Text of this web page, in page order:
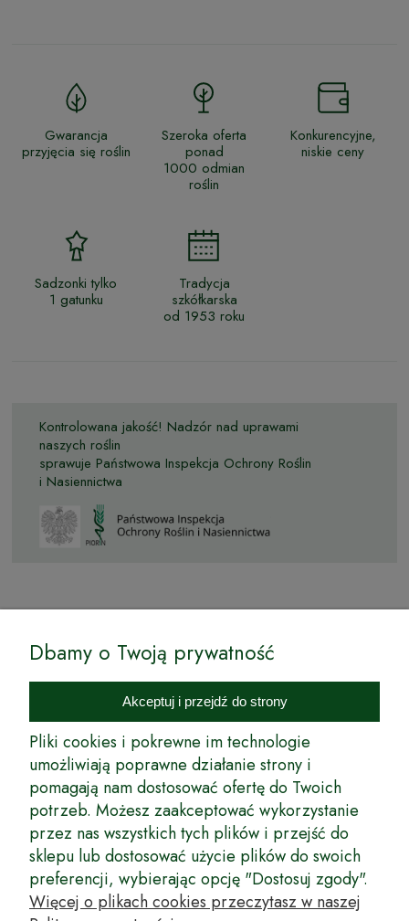
Gwarancja
przyjęcia się roślin
Szeroka oferta
ponad
1000 odmian
roślin
Konkurencyjne,
niskie ceny
Sadzonki tylko
1 gatunku
Tradycja
szkółkarska
od 1953 roku
Kontrolowana jakość! Nadzór nad uprawami
naszych roślin
sprawuje Państwowa Inspekcja Ochrony Roślin
i Nasiennictwa
Internetowy Sklep Ogrodniczy Podkarpackie Sady to inicjatywa
podkarpackich szkółkarzy, której zamierzeniem jest wprowadzenie na
rynek wysokiej jakości drzewek owocowych, drzewek ozdobnych oraz
innych produktów pozwalających na uprawianie zarówno małych, jak
i dużych sadów oraz ogrodów.
Wspólnie stworzyliśmy dla Państwa kompleksową ofertę - wspaniałe
produkty, dary ziemi ze szkółek drzewek ozdobnych i owocowych,
których tradycje sięgają roku 1953. Drzewka produkowane są
z najwyższą starannością przez trzecie pokolenie plantatorów.
Długoletnie Doświadczenie sprawiło, że wszystkie drzewka cechuje
duża odporność na zmienne warunki atmosferyczne naszego klimatu
oraz niezwykły urodzaj. W ofercie naszego internetowego sklepu
ogrodniczego: drzewka owocowe, krzewy owocowe, drzewka
Dbamy o Twoją prywatność
Akceptuj i przejdź do strony
Pliki cookies i pokrewne im technologie
umożliwiają poprawne działanie strony i
pomagają nam dostosować ofertę do Twoich
potrzeb. Możesz zaakceptować wykorzystanie
przez nas wszystkich tych plików i przejść do
sklepu lub dostosować użycie plików do swoich
preferencji, wybierając opcję "Dostosuj zgody".
Więcej o plikach cookies przeczytasz w naszej